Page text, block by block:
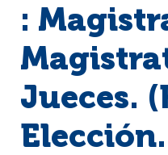
:
Jueces.